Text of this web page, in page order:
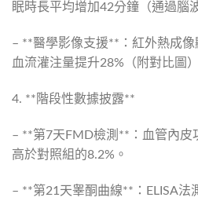
眠時長平均增加42分鐘（通過腦
– **醫學影像支援**：紅外熱成
血流灌注量提升28%（附對比圖
4. **階段性數據披露**
– **第7天FMD檢測**：血管內皮
高於對照組的8.2%。
– **第21天睾酮曲線**：ELISA法